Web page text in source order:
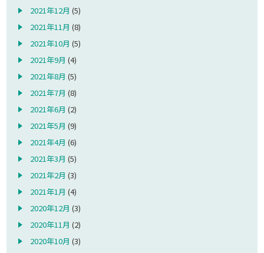
2021年12月 (5)
2021年11月 (8)
2021年10月 (5)
2021年9月 (4)
2021年8月 (5)
2021年7月 (8)
2021年6月 (2)
2021年5月 (9)
2021年4月 (6)
2021年3月 (5)
2021年2月 (3)
2021年1月 (4)
2020年12月 (3)
2020年11月 (2)
2020年10月 (3)